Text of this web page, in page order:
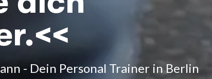
- Dein Personal Trainer in Berlin